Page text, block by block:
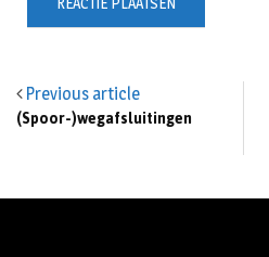
Previous article
(Spoor-)wegafsluitingen